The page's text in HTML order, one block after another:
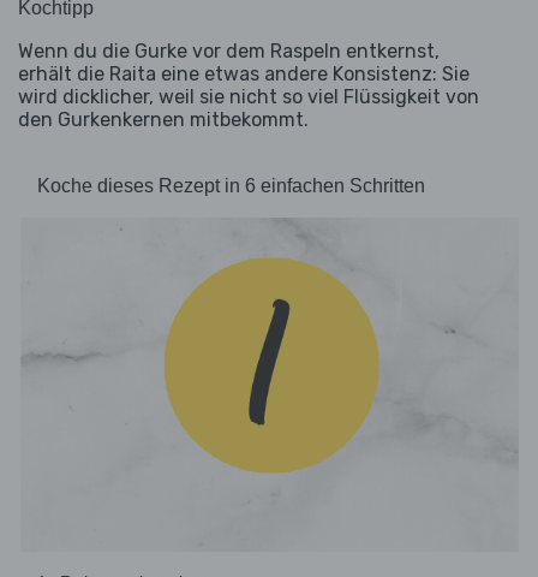
Kochtipp
Wenn du die Gurke vor dem Raspeln entkernst,
erhält die Raita eine etwas andere Konsistenz: Sie
wird dicklicher, weil sie nicht so viel Flüssigkeit von
den Gurkenkernen mitbekommt.
Koche dieses Rezept in 6 einfachen Schritten